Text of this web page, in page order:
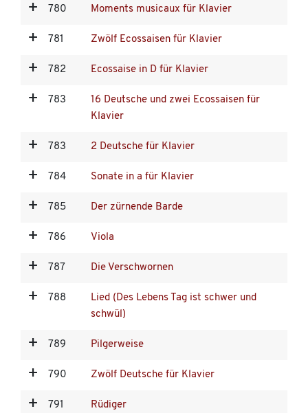
780 Moments musicaux für Klavier
781 Zwölf Ecossaisen für Klavier
782 Ecossaise in D für Klavier
783
16 Deutsche und zwei Ecossaisen für
Klavier
783 2 Deutsche für Klavier
784 Sonate in a für Klavier
785 Der zürnende Barde
786 Viola
787 Die Verschwornen
788
Lied (Des Lebens Tag ist schwer und
schwül)
789 Pilgerweise
790 Zwölf Deutsche für Klavier
791 Rüdiger